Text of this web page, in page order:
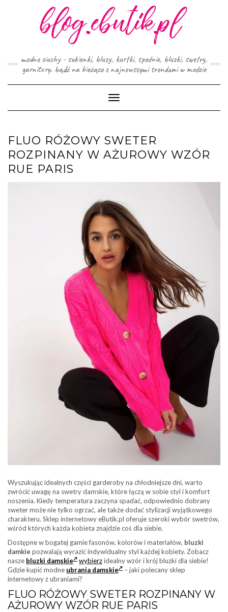
modne ciuchy - sukienki, bluzy, kurtki, spodnie, bluzki, swetry,
garnitury. bądź na bieżąco z najnowszymi trendami w modzie
Toggle
Navigation
FLUO RÓŻOWY SWETER
ROZPINANY W AŻUROWY WZÓR
RUE PARIS
Wyszukując idealnych części garderoby na chłodniejsze dni, warto
zwrócić uwagę na swetry damskie, które łączą w sobie styl i komfort
noszenia. Kiedy temperatura zaczyna spadać, odpowiednio dobrany
sweter może nie tylko ogrzać, ale także dodać stylizacji wyjątkowego
charakteru. Sklep internetowy eButik.pl oferuje szeroki wybór swetrów,
wśród których każda kobieta znajdzie coś dla siebie.
Dostępne w bogatej gamie fasonów, kolorów i materiałów, bluzki
damkie pozwalają wyrazić indywidualny styl każdej kobiety. Zobacz
nasze bluzki damskie wybierzidealny wzór i krój bluzki dla siebie!
Gdzie kupić modne ubrania damskie
– jaki polecany sklep
internetowy z ubraniami?
FLUO RÓŻOWY SWETER ROZPINANY W
AŻUROWY WZÓR RUE PARIS